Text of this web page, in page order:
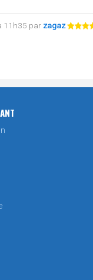
11h35 par zagaz
12h33 par
08h16 par